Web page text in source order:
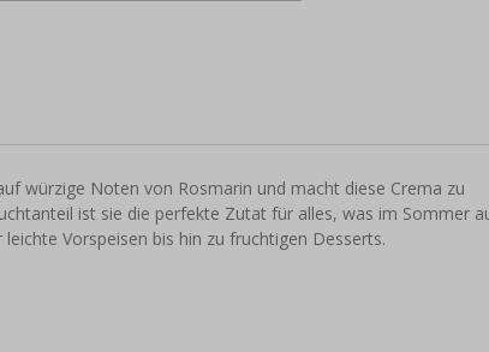
würzige Noten von Rosmarin und macht diese Crema zu
ist sie die perfekte Zutat für alles, was im Sommer
Vorspeisen bis hin zu fruchtigen Desserts.